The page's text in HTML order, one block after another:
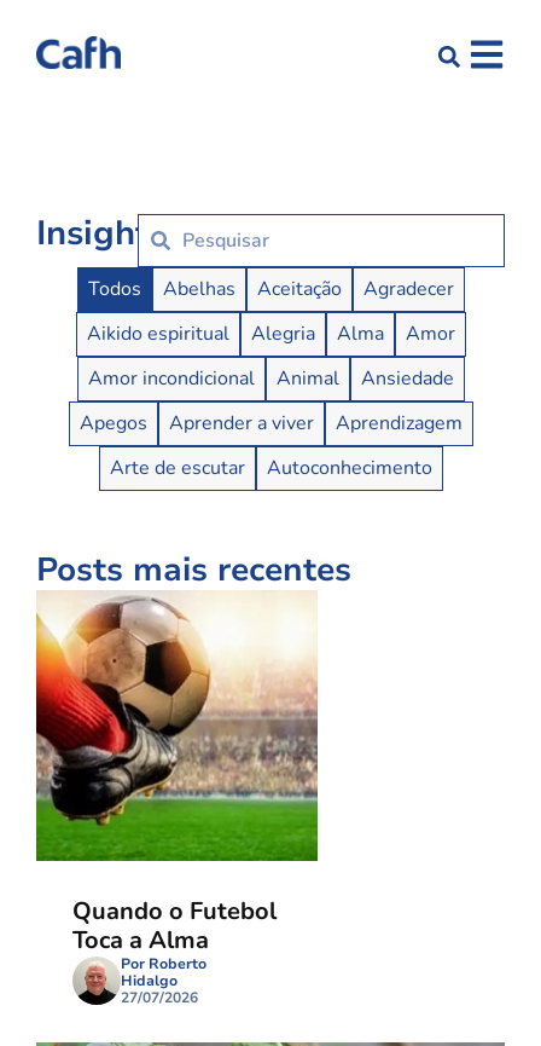
Insights
Insights Buttons
Todos Abelhas Aceitação
Agradecer
Aikido espiritual
Alegria Alma
Amor
Amor incondicional
Animal
Ansiedade
Apegos
Aprender a viver
Aprendizagem
Arte de escutar
Autoconhecimento
Posts mais recentes
Quando o Futebol
Toca a Alma
Por Roberto
Hidalgo
27/07/2026